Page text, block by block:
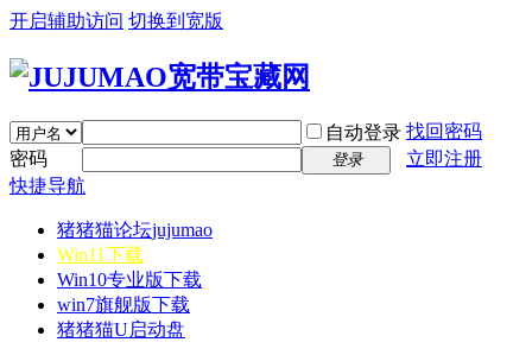
开启辅助访问 切换到宽版
自动登录 找回密码
密码
登录
立即注册
快捷导航
猪猪猫论坛jujumao
Win11下载
Win10专业版下载
win7旗舰版下载
猪猪猫U启动盘